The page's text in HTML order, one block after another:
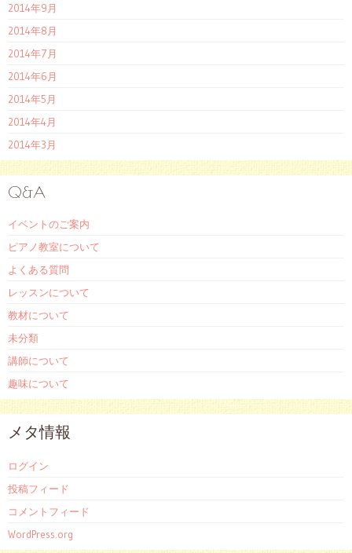
2014年9月
2014年8月
2014年7月
2014年6月
2014年5月
2014年4月
2014年3月
Q&A
イベントのご案内
ピアノ教室について
よくある質問
レッスンについて
教材について
未分類
講師について
趣味について
メタ情報
ログイン
投稿フィード
コメントフィード
WordPress.org